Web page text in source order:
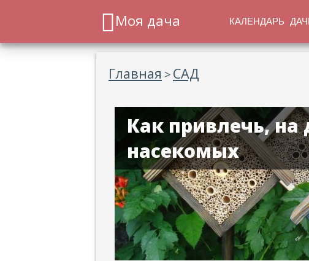
Моя дача КАЛЕНДАРЬ
Главная > САД
Как привлечь, на
насекомых